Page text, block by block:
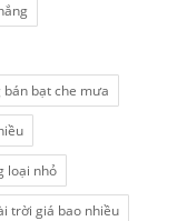
bán bạt che mưa
loại nhỏ
trời giá bao nhiều